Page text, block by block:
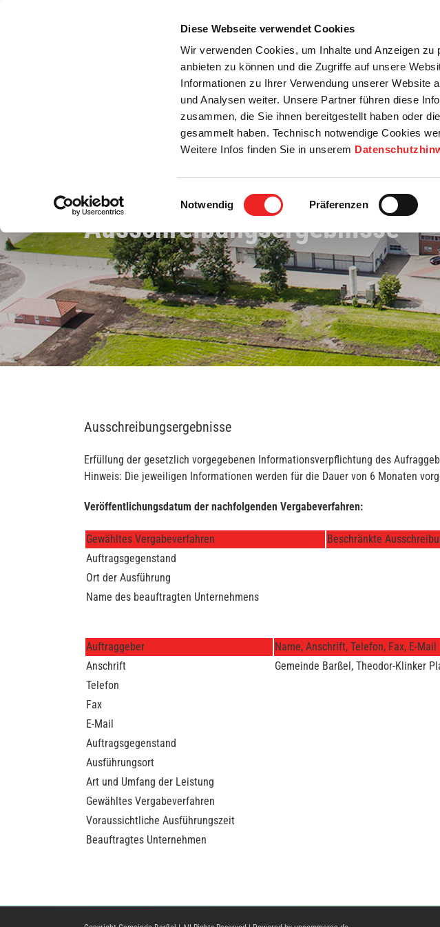
Diese Webseite verwendet Cookies
Wir verwenden Cookies, um Inhalte und Anzeigen
anbieten zu können und die Zugriffe auf unsere
Informationen zu Ihrer Verwendung unserer Website
und Analysen weiter. Unsere Partner führen diese
zusammen, die Sie ihnen bereitgestellt haben oder
gesammelt haben. Technisch notwendige Cookies
Weitere Infos finden Sie in unserem
Einwilligungsauswahl
Notwendig Präferenzen
Startseite
Bürgerservice Rats- / Bürgerinfo Wirtschaft / Wohnen
Ausschreibungsergebnisse
Ausschreibungsergebnisse
Erfüllung der gesetzlich vorgegebenen Informationsverpflichtung des
Hinweis: Die jeweiligen Informationen werden für die Dauer von 6 Monaten
Veröffentlichungsdatum der nachfolgenden Vergabeverfahren:
Gewähltes Vergabeverfahren
Beschränkte
Auftragsgegenstand
Ort der Ausführung
Name des beauftragten Unternehmens
Auftraggeber
Name, Anschrift, Telefon, Fax, E-Mail
Anschrift
Gemeinde Barßel, Theodor-Klinker
Telefon
Fax
E-Mail
Auftragsgegenstand
Ausführungsort
Art und Umfang der Leistung
Gewähltes Vergabeverfahren
Voraussichtliche Ausführungszeit
Beauftragtes Unternehmen